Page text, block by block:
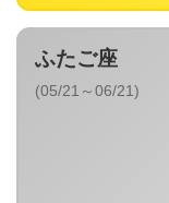
ふたご座
(05/21～06/21)